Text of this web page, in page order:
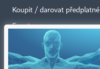
Koupit / darovat předplatné
Eventy
Newslettery
RSS kanály